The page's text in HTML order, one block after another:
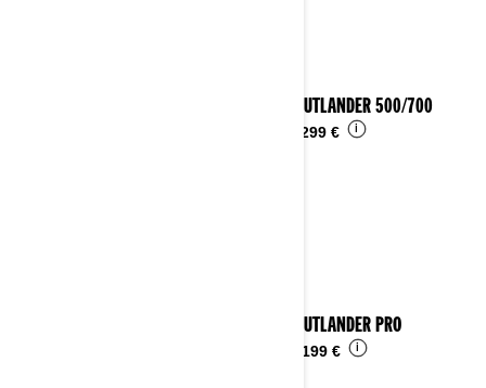
2025 OUTLANDER 500/700
11.299 € i
2025 OUTLANDER PRO
10.199 € i